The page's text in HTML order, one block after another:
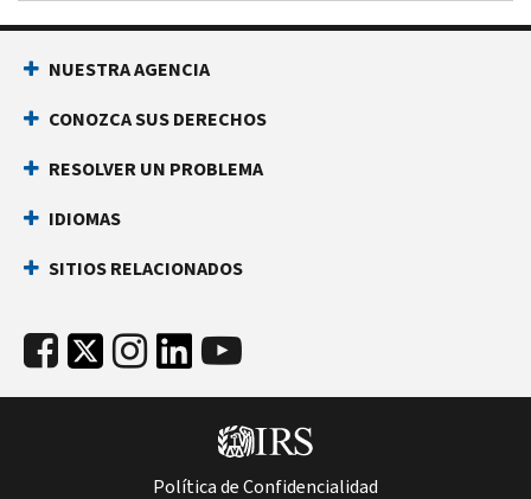
NUESTRA AGENCIA
CONOZCA SUS DERECHOS
RESOLVER UN PROBLEMA
IDIOMAS
SITIOS RELACIONADOS
Política de Confidencialidad